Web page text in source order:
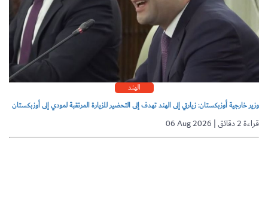
الهند
وزير خارجية أوزبكستان: زيارتي إلى الهند تهدف إلى التحضير للزيارة المرتقبة لمودي إلى أوزبكستان
06 Aug 2026 | قراءة 2 دقائق